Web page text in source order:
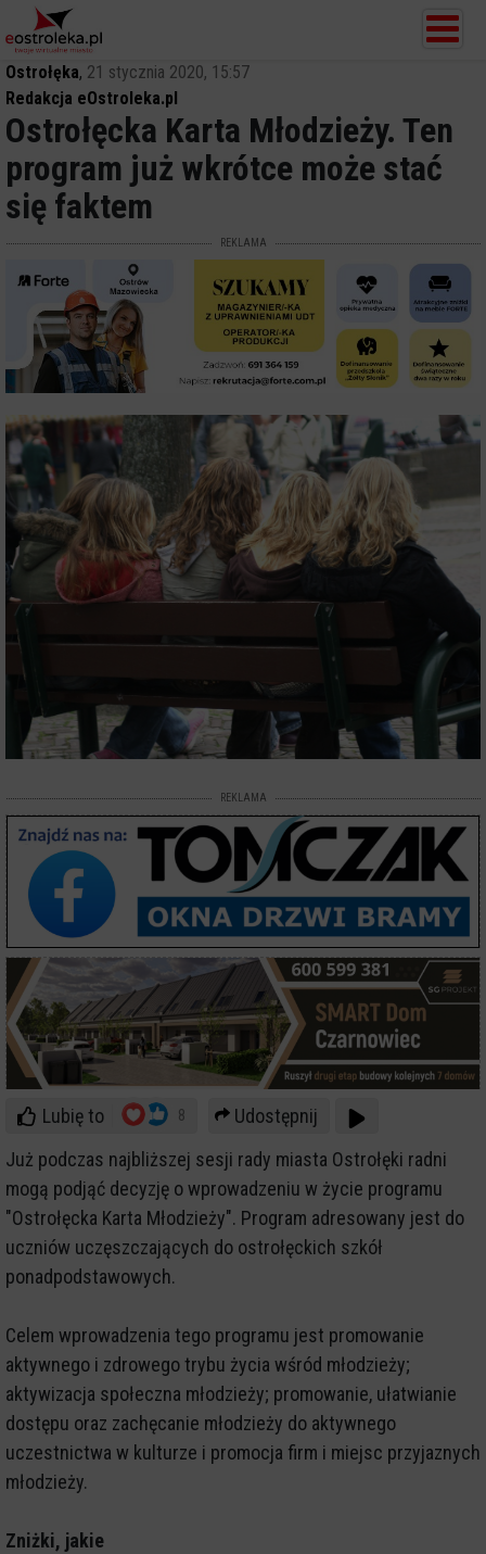
Ostrołęka, 21 stycznia 2020, 15:57
Redakcja eOstroleka.pl
Ostrołęcka Karta Młodzieży. Ten
program już wkrótce może stać
się faktem
REKLAMA
REKLAMA
Lubię to 8
Udostępnij
Już podczas najbliższej sesji rady miasta Ostrołęki radni
mogą podjąć decyzję o wprowadzeniu w życie programu
"Ostrołęcka Karta Młodzieży". Program adresowany jest do
uczniów uczęszczających do ostrołęckich szkół
ponadpodstawowych.
Celem wprowadzenia tego programu jest promowanie
aktywnego i zdrowego trybu życia wśród młodzieży;
aktywizacja społeczna młodzieży; promowanie, ułatwianie
dostępu oraz zachęcanie młodzieży do aktywnego
uczestnictwa w kulturze i promocja firm i miejsc przyjaznych
młodzieży.
Zniżki, jakie